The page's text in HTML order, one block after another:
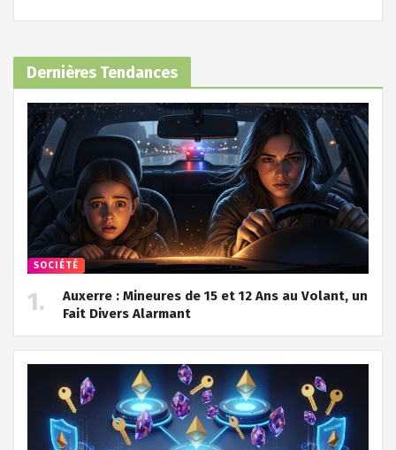
Dernières Tendances
SOCIÉTÉ
Auxerre : Mineures de 15 et 12 Ans au Volant, un
Fait Divers Alarmant